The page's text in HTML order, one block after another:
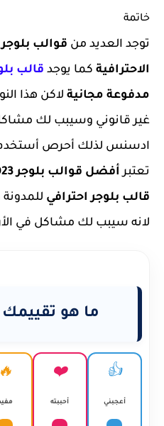
خاتمة
توجد العديد من قوالب بلوجر
الاحترافية كما يوجد قالب
مدفوعة مجانية لاكن هذا
غير قانوني وسيبب لك
ادسنس لذلك أحرص أستخدم
تعتبر أفضل قوالب بلوجر 2023_2024
قالب بلوجر احترافي للمدونة
لانه سيبب لك مشاكل في
ما هو تقييمك
👍
أعجبني
❤️
أحببته
🔥